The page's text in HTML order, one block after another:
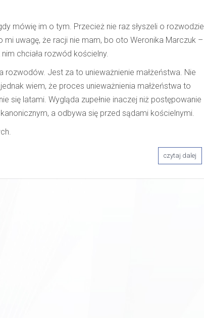
mówię im o tym. Przecież nie raz słyszeli o rozwodzie
uwagę, że racji nie mam, bo oto Weronika Marczuk –
chciała rozwód kościelny.
rozwodów. Jest za to unieważnienie małżeństwa. Nie
wiem, że proces unieważnienia małżeństwa to
się latami. Wygląda zupełnie inaczej niż postępowanie
a odbywa się przed sądami kościelnymi.
czytaj dalej